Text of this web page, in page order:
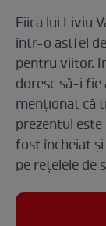
Fiica lui Liviu
într-o astfel
pentru viitor.
doresc să-i
menționat că
prezentul
fost încheiat
pe rețelele de